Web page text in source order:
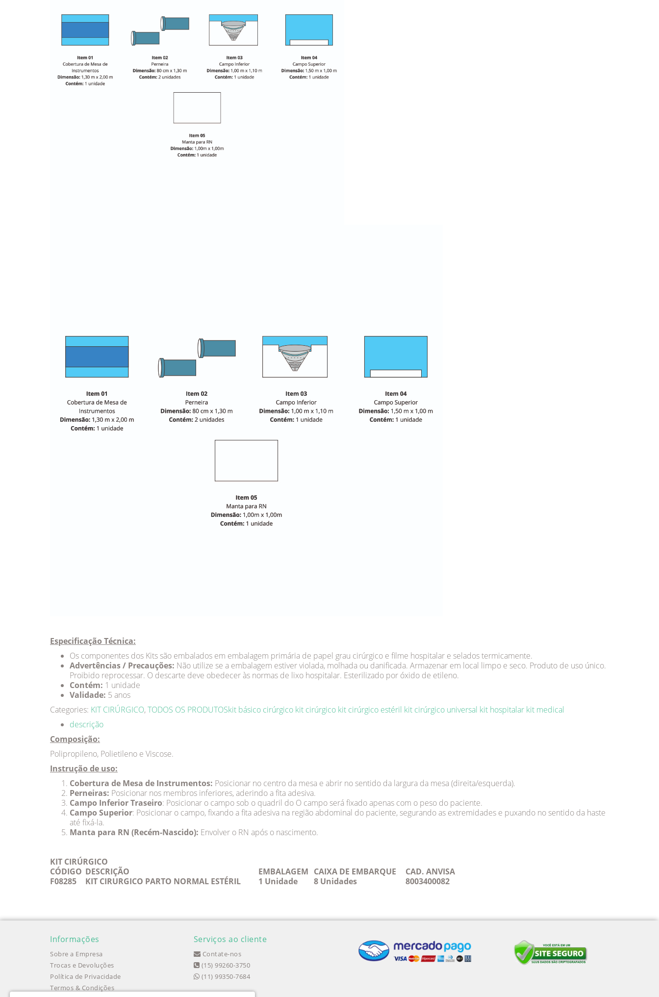
Especificação Técnica:
Os componentes dos Kits são embalados em embalagem primária de papel grau cirúrgico e filme hospitalar e selados termicamente.
Advertências / Precauções: Não utilize se a embalagem estiver violada, molhada ou danificada. Armazenar em local limpo e seco. Produto de uso único.
Proibido reprocessar. O descarte deve obedecer às normas de lixo hospitalar. Esterilizado por óxido de etileno.
Contém: 1 unidade
Validade: 5 anos
Categories: KIT CIRÚRGICO,TODOS OS PRODUTOSkit básico cirúrgico kit cirúrgico kit cirúrgico estéril kit cirúrgico universal kit hospitalar kit medical
descrição
Composição:
Polipropileno, Polietileno e Viscose.
Instrução de uso:
Cobertura de Mesa de Instrumentos: Posicionar no centro da mesa e abrir no sentido da largura da mesa (direita/esquerda).
Perneiras: Posicionar nos membros inferiores, aderindo a ﬁta adesiva.
Campo Inferior Traseiro: Posicionar o campo sob o quadril do O campo será ﬁxado apenas com o peso do paciente.
Campo Superior: Posicionar o campo, ﬁxando a ﬁta adesiva na região abdominal do paciente, segurando as extremidades e puxando no sentido da haste
até ﬁxá-la.
Manta para RN (Recém-Nascido): Envolver o RN após o nascimento.
KIT CIRÚRGICO
CÓDIGO DESCRIÇÃO EMBALAGEM CAIXA DE EMBARQUE
CAD. ANVISA
F08285
KIT CIRURGICO PARTO NORMAL ESTÉRIL 1 Unidade 8 Unidades 8003400082
Informações
Sobre a Empresa
Trocas e Devoluções
Política de Privacidade
Termos & Condições
Serviços ao cliente
Contate-nos
(15) 99260-3750
(11) 99350-7684